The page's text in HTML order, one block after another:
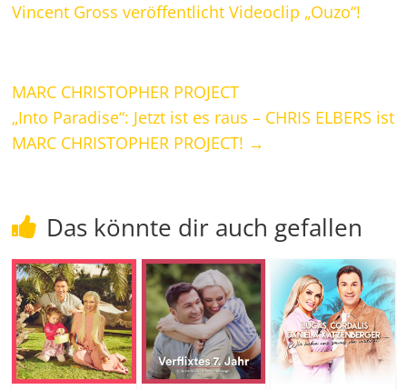
Vincent Gross veröffentlicht Videoclip „Ouzo“!
MARC CHRISTOPHER PROJECT
„Into Paradise“: Jetzt ist es raus – CHRIS ELBERS ist
MARC CHRISTOPHER PROJECT! →
Das könnte dir auch gefallen